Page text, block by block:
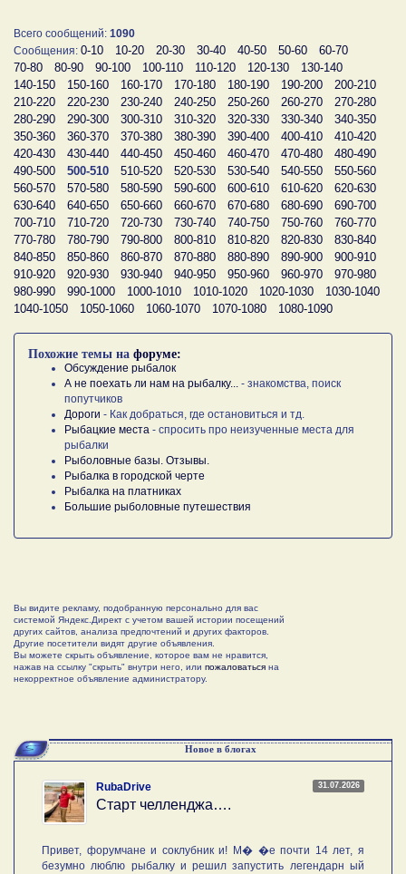
Всего сообщений: 1090
Сообщения: 0-10 10-20 20-30 30-40 40-50 50-60
60-70
70-80
80-90 90-100 100-110 110-120 120-130
130-140
140-150
150-160 160-170 170-180 180-190 190-200
200-210
210-220
220-230 230-240 240-250 250-260 260-270
270-280
280-290
290-300 300-310 310-320 320-330 330-340
340-350
350-360
360-370 370-380 380-390 390-400 400-410
410-420
420-430
430-440 440-450 450-460 460-470 470-480
480-490
490-500
500-510 510-520 520-530 530-540 540-550
550-560
560-570
570-580 580-590 590-600 600-610 610-620
620-630
630-640
640-650 650-660 660-670 670-680 680-690
690-700
700-710
710-720 720-730 730-740 740-750 750-760
760-770
770-780
780-790 790-800 800-810 810-820 820-830
830-840
840-850
850-860 860-870 870-880 880-890 890-900
900-910
910-920
920-930 930-940 940-950 950-960 960-970
970-980
980-990
990-1000 1000-1010 1010-1020 1020-1030
1030-1040
1040-1050
1050-1060 1060-1070 1070-1080 1080-1090
Похожие темы на форуме:
Обсуждение рыбалок
А не поехать ли нам на рыбалку... - знакомства, поиск
попутчиков
Дороги - Как добраться, где остановиться и тд.
Рыбацкие места - спросить про неизученные места для
рыбалки
Рыболовные базы. Отзывы.
Рыбалка в городской черте
Рыбалка на платниках
Большие рыболовные путешествия
Вы видите рекламу, подобранную персонально для вас
системой Яндекс.Директ с учетом вашей истории посещений
других сайтов, анализа предпочтений и других факторов.
Другие посетители видят другие объявления.
Вы можете скрыть объявление, которое вам не нравится,
нажав на ссылку "скрыть" внутри него, или пожаловаться на
некорректное объявление администратору.
Новое в блогах
31.07.2026
RubaDrive
Старт челленджа….
Привет, форумчане и соклубник и! М� �е почти 14 лет, я
безумно люблю рыбалку и решил запустить легендарн ый